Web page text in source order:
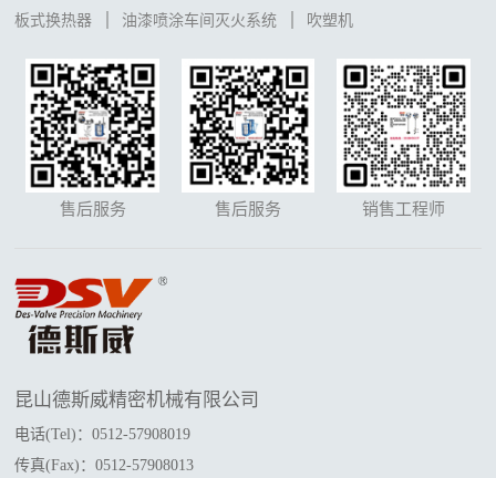
板式换热器
油漆喷涂车间灭火系统 吹塑机
售后服务 售后服务 销售工程师
昆山德斯威精密机械有限公司
电话(Tel)：0512-57908019
传真(Fax)：0512-57908013